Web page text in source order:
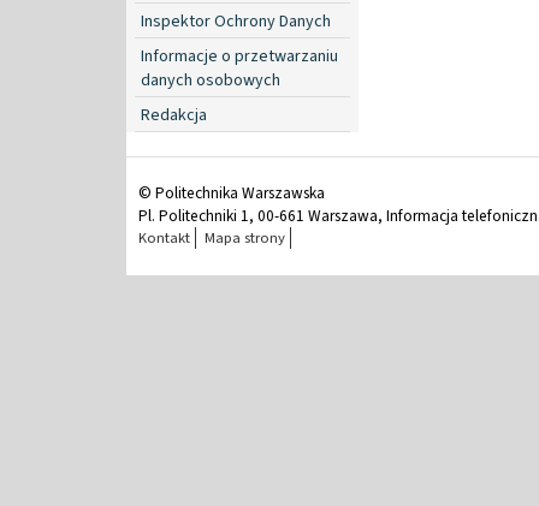
Inspektor Ochrony Danych
Informacje o przetwarzaniu
danych osobowych
Redakcja
© Politechnika Warszawska
Pl. Politechniki 1, 00-661 Warszawa, Informacja
Kontakt Mapa strony